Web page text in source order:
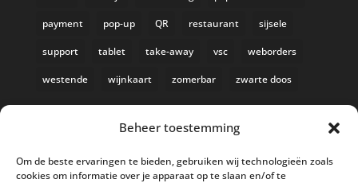
Beheer toestemming
Om de beste ervaringen te bieden, gebruiken wij technologieën zoals
cookies om informatie over je apparaat op te slaan en/of te
payment pop-up QR restaurant sijsele
support tablet take-away vsc weborders
westende wijnkaart zomerbar zwarte doos
AI in de Horeca kassawereld